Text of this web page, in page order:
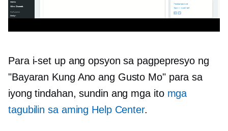
Para i-set up ang opsyon sa pagpepresyo ng
"Bayaran Kung Ano ang Gusto Mo" para sa
iyong tindahan, sundin ang mga ito mga
tagubilin sa aming Help Center.